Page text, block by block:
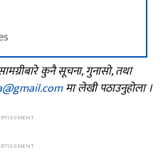
कुनै सूचना, गुनासो, तथा
मा लेखी पठाउनुहोला ।